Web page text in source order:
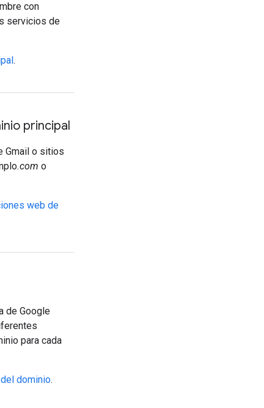
con
servicios de
.
principal
Gmail o sitios
.com o
web de
de Google
para cada
dominio.